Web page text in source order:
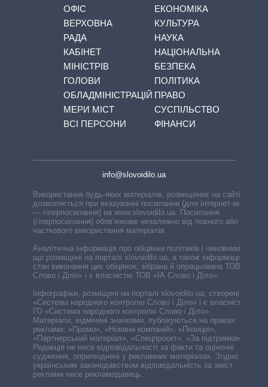
ОФІС
ВЕРХОВНА
РАДА
КАБІНЕТ
МІНІСТРІВ
ГОЛОВИ
ОБЛАДМІНІСТРАЦІЙ
МЕРИ МІСТ
ВСІ ПЕРСОНИ
ЕКОНОМІКА
КУЛЬТУРА
НАУКА
НАЦІОНАЛЬНА
БЕЗПЕКА
ПОЛІТИКА
ПРАВО
СУСПІЛЬСТВО
ФІНАНСИ
info@slovoidilo.ua
Використання будь-яких матеріалів, розміщених на сайті,
дозволяється при вказуванні посилання (для інтернет-видань
— гіперпосилання) на www.slovoidilo.ua. Посилання
(гіперпосилання) обов’язкове незалежно від повного або
часткового використання матеріалів.
Аналітична інформація про обіцянки політиків і чиновників,
що розміщені на порталі slovoidilo.ua, а також інформація про
стан виконання цих обіцянок, зібрана й опрацьована ТОВ «ІА
Слово і Діло» і є власністю ТОВ «ІА Слово і Діло».
Інфографіки, розміщені на порталі slovoidilo.ua, створені ГО
«Система народного контролю Слово і Діло» і є власністю
ГО «Система народного контролю Слово і Діло».
Матеріали, відмічені значками, публікуються на правах
реклами: «Промо», «Новини компаній», «Позиція»,
«Партнерський матеріал», «Спецпроєкт», «За підтримки».
Редакція не несе відповідальності за факти та оціночні
судження, оприлюднені у рекламних матеріалах. Згідно з
українським законодавством відповідальність за зміст
реклами несе рекламодавець.